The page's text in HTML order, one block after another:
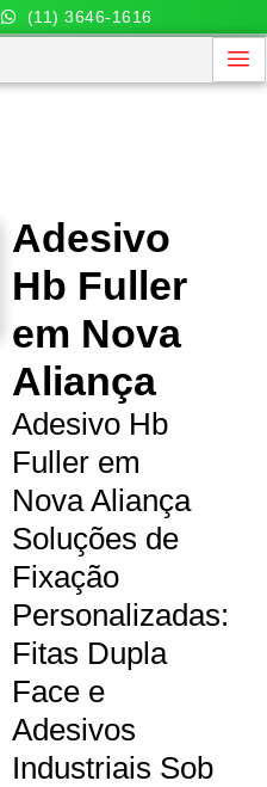
(11) 3646-1616
Adesivo
Hb Fuller
em Nova
Aliança
Adesivo Hb
Fuller em
Nova Aliança
Soluções de
Fixação
Personalizadas:
Fitas Dupla
Face e
Adesivos
Industriais Sob